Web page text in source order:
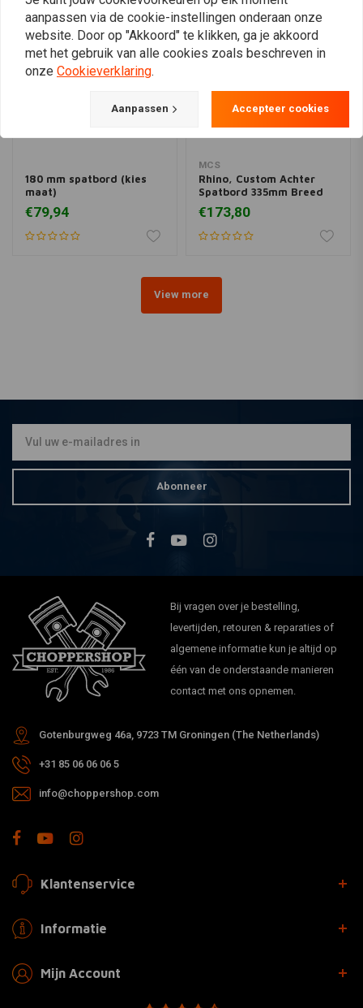
180 mm spatbord (kies
maat)
€79,94
MCS
Rhino, Custom Achter
Spatbord 335mm Breed
€173,80
View more
Abonneer
Bij vragen over je bestelling,
levertijden, retouren & reparaties of
algemene informatie kun je altijd op
één van de onderstaande manieren
contact met ons opnemen.
Gotenburgweg 46a, 9723 TM Groningen (The Netherlands)
+31 85 06 06 06 5
info@choppershop.com
Klantenservice
Informatie
Mijn Account
aanpassen via de cookie-instellingen onderaan onze
website. Door op "Akkoord" te klikken, ga je akkoord
met het gebruik van alle cookies zoals beschreven in
onze Cookieverklaring.
Aanpassen Accepteer cookies